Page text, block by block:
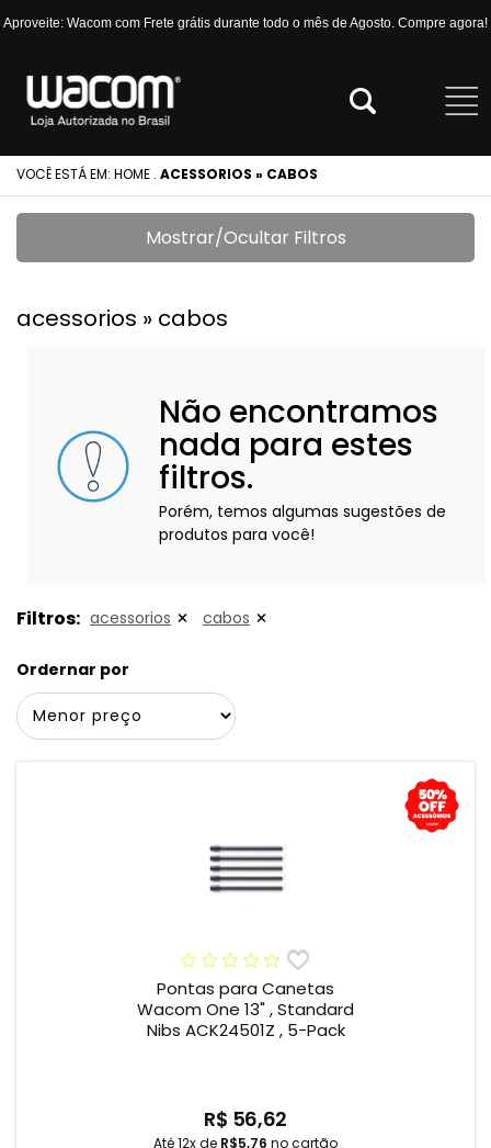
Aproveite: Wacom com Frete grátis durante todo o mês de Agosto. Compre agora!
VOCÊ ESTÁ EM: HOME . ACESSORIOS » CABOS
Mostrar/Ocultar Filtros
acessorios » cabos
Não encontramos
nada para estes
filtros.
Porém, temos algumas sugestões de
produtos para você!
Filtros: acessorios cabos
Ordernar por
Pontas para Canetas
Wacom One 13" , Standard
Nibs ACK24501Z , 5-Pack
R$ 56,62
Até 12x de R$5,76 no cartão